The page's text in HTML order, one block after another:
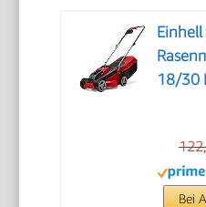
Einhell
18/30
Bei